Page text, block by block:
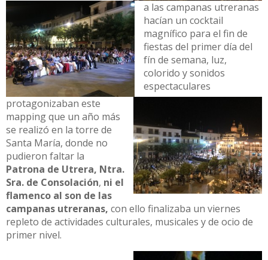
a las campanas utreranas
hacían un cocktail
magnífico para el fin de
fiestas del primer día del
fín de semana, luz,
colorido y sonidos
espectaculares
protagonizaban este
mapping que un año más
se realizó en la torre de
Santa María, donde no
pudieron faltar la
Patrona de Utrera, Ntra.
Sra. de Consolación, ni el
flamenco al son de las
campanas utreranas, con ello finalizaba un viernes
repleto de actividades culturales, musicales y de ocio de
primer nivel.